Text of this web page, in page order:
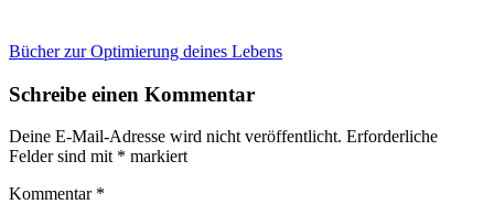
Beitragsnavigation
Bücher zur Optimierung deines Lebens
Schreibe einen Kommentar
Deine E-Mail-Adresse wird nicht veröffentlicht. Erforderliche
Felder sind mit * markiert
Kommentar *